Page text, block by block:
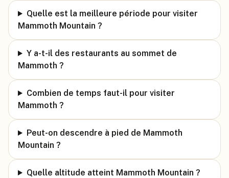
Quelle est la meilleure période pour visiter
Mammoth Mountain ?
Y a-t-il des restaurants au sommet de
Mammoth ?
Combien de temps faut-il pour visiter
Mammoth ?
Peut-on descendre à pied de Mammoth
Mountain ?
Quelle altitude atteint Mammoth Mountain ?